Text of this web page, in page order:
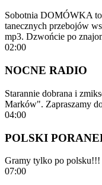
Sobotnia DOMÓWKA
tanecznych przebojów
mp3. Dzwońcie po
02:00
NOCNE RADIO
Starannie dobrana i
Marków". Zapraszamy
04:00
POLSKI
Gramy tylko po polsku!!!
07:00